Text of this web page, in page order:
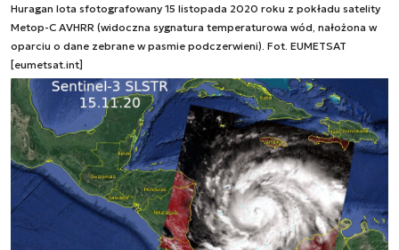
Huragan Iota sfotografowany 15 listopada 2020 roku z pokładu satelity
Metop-C AVHRR (widoczna sygnatura temperaturowa wód, nałożona w
oparciu o dane zebrane w pasmie podczerwieni). Fot. EUMETSAT
[eumetsat.int]